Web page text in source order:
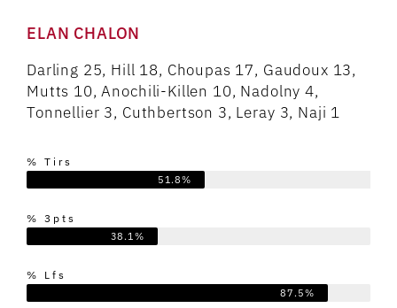
ELAN CHALON
Darling 25, Hill 18, Choupas 17, Gaudoux 13,
Mutts 10, Anochili-Killen 10, Nadolny 4,
Tonnellier 3, Cuthbertson 3, Leray 3, Naji 1
% Tirs
51.8%
% 3pts
38.1%
% Lfs
87.5%